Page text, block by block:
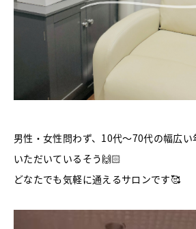
男性・女性問わず、10代～70代の幅広
いただいているそう🙌🏻
どなたでも気軽に通えるサロンです🥰